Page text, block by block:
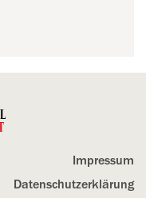
Impressum
Datenschutz­erklärung